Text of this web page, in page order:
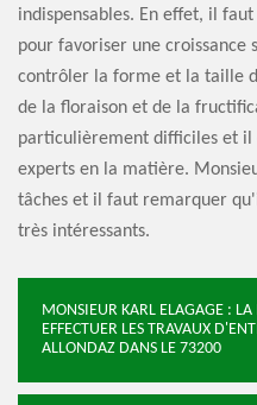
indispensables. En effet, il
pour favoriser une croissance
contrôler la forme et la taille
de la floraison et de la
particulièrement difficiles et il
experts en la matière.
tâches et il faut remarquer
très intéressants.
MONSIEUR KARL ELAGAGE :
EFFECTUER LES TRAVAUX
ALLONDAZ DANS LE 73200